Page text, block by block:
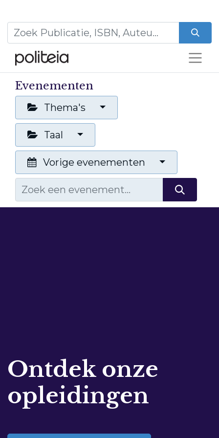
Evenementen
Thema's
Taal
Vorige evenementen
Ontdek onze
opleidingen